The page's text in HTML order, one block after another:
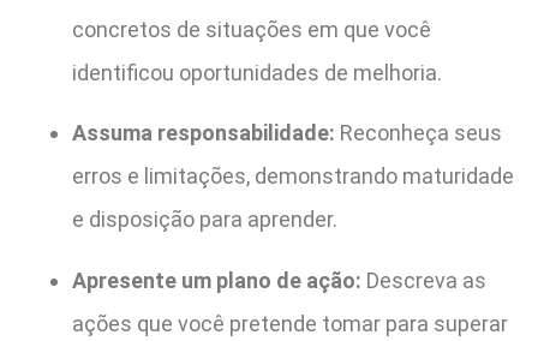
concretos de situações em que você
identificou oportunidades de melhoria.
Assuma responsabilidade: Reconheça seus
erros e limitações, demonstrando maturidade
e disposição para aprender.
Apresente um plano de ação: Descreva as
ações que você pretende tomar para superar